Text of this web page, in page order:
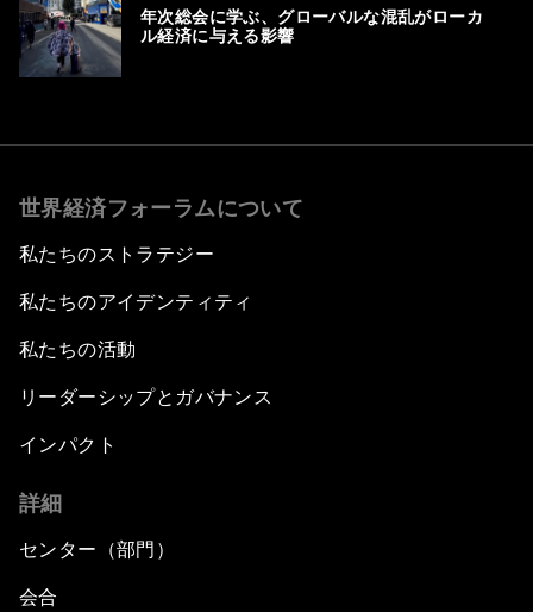
年次総会に学ぶ、グローバルな混乱がローカ
ル経済に与える影響
世界経済フォーラムについて
私たちのストラテジー
私たちのアイデンティティ
私たちの活動
リーダーシップとガバナンス
インパクト
詳細
センター（部門）
会合